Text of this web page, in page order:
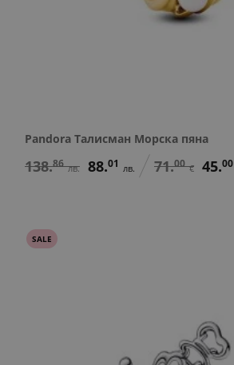
Pandora Талисман Морска пяна
138.86 лв. 88.01 лв. 71.00 € 45.00
SALE